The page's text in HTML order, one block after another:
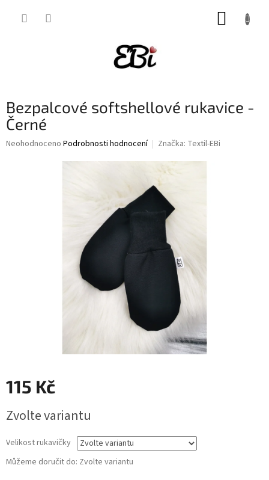
Bezpalcové softshellové rukavice -
Černé
Průměrné
Neohodnoceno Podrobnosti hodnocení Značka: Textil-EBi
115 Kč
cena:
Zvolte variantu
Velikost rukavičky
Můžeme doručit do: Zvolte variantu